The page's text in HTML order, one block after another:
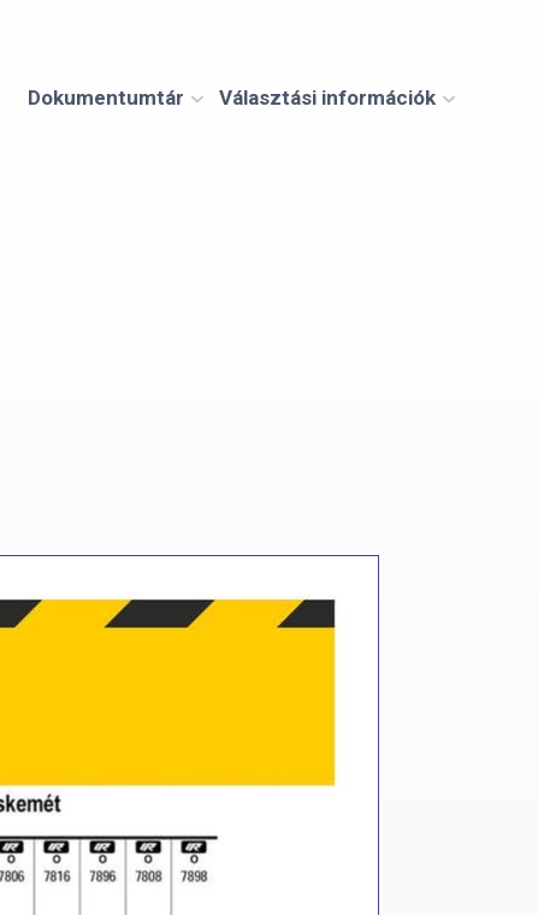
Dokumentumtár Választási információk